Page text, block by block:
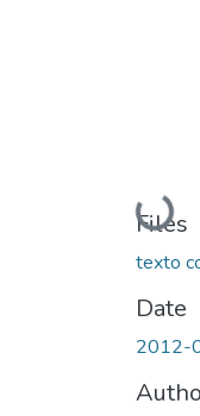
Loading...
Files
texto
Date
2012-